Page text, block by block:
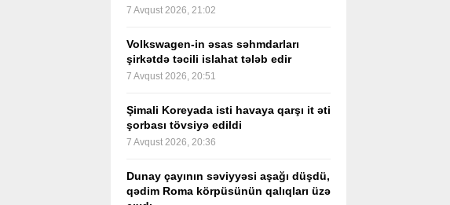
7 Avqust 2026, 21:02
Volkswagen-in əsas səhmdarları
şirkətdə təcili islahat tələb edir
7 Avqust 2026, 20:51
Şimali Koreyada isti havaya qarşı it əti
şorbası tövsiyə edildi
7 Avqust 2026, 20:36
Dunay çayının səviyyəsi aşağı düşdü,
qədim Roma körpüsünün qalıqları üzə